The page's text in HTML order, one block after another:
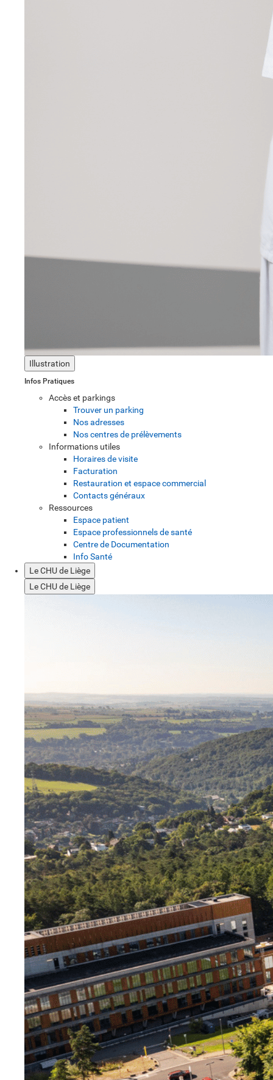
Illustration
Infos Pratiques
Accès et parkings
Trouver un parking
Nos adresses
Nos centres de prélèvements
Informations utiles
Horaires de visite
Facturation
Restauration et espace commercial
Contacts généraux
Ressources
Espace patient
Espace professionnels de santé
Centre de Documentation
Info Santé
Le CHU de Liège
Le CHU de Liège